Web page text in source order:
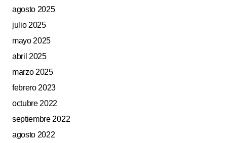
agosto 2025
julio 2025
mayo 2025
abril 2025
marzo 2025
febrero 2023
octubre 2022
septiembre 2022
agosto 2022